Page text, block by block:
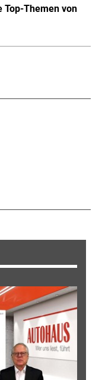
Top-Themen von